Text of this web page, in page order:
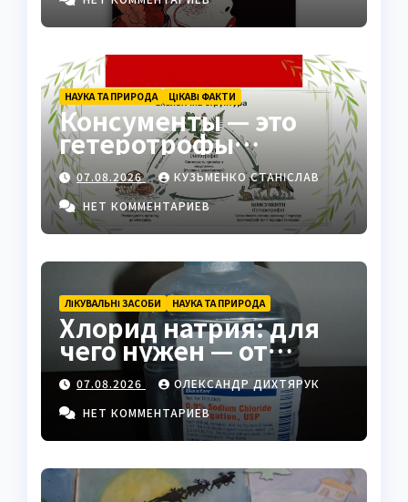
НАУКА ТА ПРИРОДА ЦІКАВІ ФАКТИ
Консументы — это
гетеротрофы
экосистемы
07.08.2026
КУЗЬМЕНКО СТАНІСЛАВ
НЕТ КОММЕНТАРИЕВ
ЛІКУВАЛЬНІ ЗАСОБИ НАУКА ТА ПРИРОДА
Хлорид натрия: для
чего нужен — от
физраствора до
промышленности
07.08.2026
ОЛЕКСАНДР ДИХТЯРУК
НЕТ КОММЕНТАРИЕВ